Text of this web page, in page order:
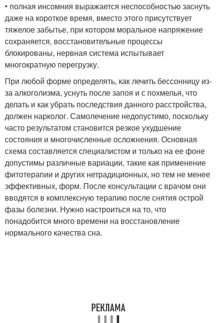
• полная инсомния выражается неспособностью заснуть
даже на короткое время, вместо этого присутствует
тяжелое забытье, при котором моральное напряжение
сохраняется, восстановительные процессы
блокированы, нервная система испытывает
многократную перегрузку.
При любой форме определять, как лечить бессонницу из-
за алкоголизма, уснуть после запоя и с похмелья, что
делать и как убрать последствия данного расстройства,
должен нарколог. Самолечение недопустимо, поскольку
часто результатом становится резкое ухудшение
состояния и многочисленные осложнения. Основная
схема составляется специалистом и только на ее фоне
допустимы различные вариации, такие как применение
фитотерапии и других нетрадиционных, но тем не менее
эффективных, форм. После консультации с врачом они
вводятся в комплексную терапию после снятия острой
фазы болезни. Нужно настроиться на то, что
понадобится много времени на восстановление
нормального качества сна.